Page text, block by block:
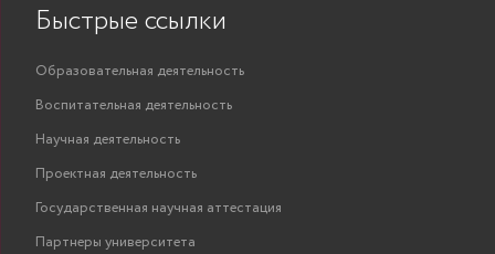
Быстрые ссылки
Образовательная деятельность
Воспитательная деятельность
Научная деятельность
Проектная деятельность
Государственная научная аттестация
Партнеры университета